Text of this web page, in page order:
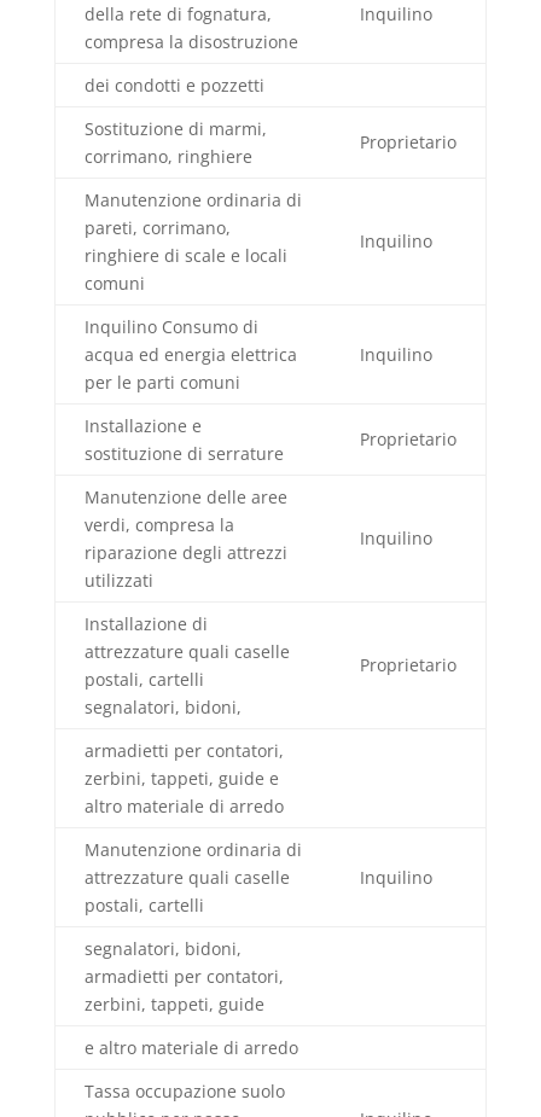
della rete di fognatura,
compresa la disostruzione
Inquilino
dei condotti e pozzetti
Sostituzione di marmi,
corrimano, ringhiere
Proprietario
Manutenzione ordinaria di
pareti, corrimano,
ringhiere di scale e locali
comuni
Inquilino
Inquilino Consumo di
acqua ed energia elettrica
per le parti comuni
Inquilino
Installazione e
sostituzione di serrature
Proprietario
Manutenzione delle aree
verdi, compresa la
riparazione degli attrezzi
utilizzati
Inquilino
Installazione di
attrezzature quali caselle
postali, cartelli
segnalatori, bidoni,
Proprietario
armadietti per contatori,
zerbini, tappeti, guide e
altro materiale di arredo
Manutenzione ordinaria di
attrezzature quali caselle
postali, cartelli
Inquilino
segnalatori, bidoni,
armadietti per contatori,
zerbini, tappeti, guide
e altro materiale di arredo
Tassa occupazione suolo